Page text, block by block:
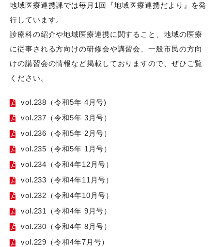
地域医療連携課では毎月1回『地域医療連携だより』を発
行しています。
診療科の紹介や地域医療連携に関すること、地域の医療
に従事される方向けの研修会や講習会、一般市民の方向
けの講習会の情報など掲載しておりますので、ぜひご覧
ください。
vol.238（令和5年 4月号)
vol.237（令和5年 3月号）
vol.236（令和5年 2月号）
vol.235（令和5年 1月号）
vol.234（令和4年12月号）
vol.233（令和4年11月号）
vol.232（令和4年10月号）
vol.231（令和4年 9月号）
vol.230（令和4年 8月号）
vol.229（令和4年7月号）